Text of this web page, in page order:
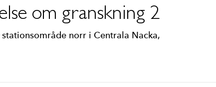
om granskning 2
norr i Centrala Nacka,